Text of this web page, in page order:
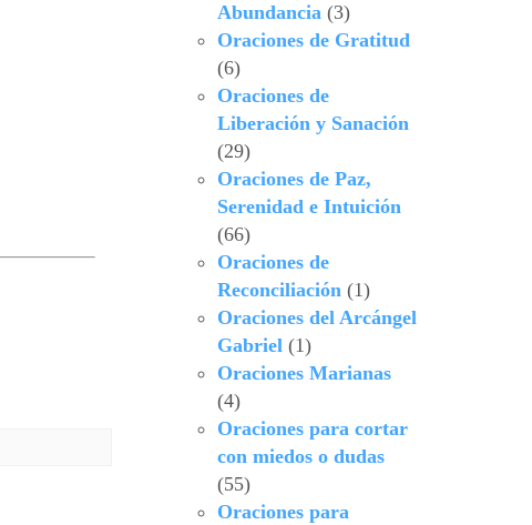
Abundancia(3)
Oraciones de Gratitud
(6)
Oraciones de
Liberación y Sanación
(29)
Oraciones de Paz,
Serenidad e Intuición
(66)
Oraciones de
Reconciliación(1)
Oraciones del Arcángel
Gabriel(1)
Oraciones Marianas
(4)
Oraciones para cortar
con miedos o dudas
(55)
Oraciones para